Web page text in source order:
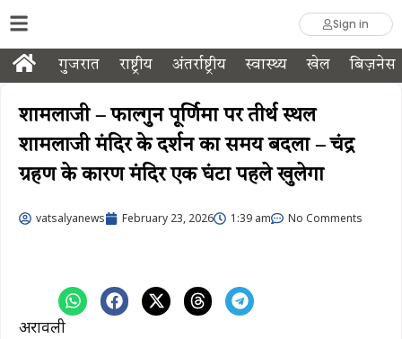
Sign in
गुजरात राष्ट्रीय अंतर्राष्ट्रीय स्वास्थ्य खेल बिज़नेस
शामलाजी – फाल्गुन पूर्णिमा पर तीर्थ स्थल
शामलाजी मंदिर के दर्शन का समय बदला – चंद्र
ग्रहण के कारण मंदिर एक घंटा पहले खुलेगा
vatsalyanews February 23, 2026 1:39 am No Comments
अरावली